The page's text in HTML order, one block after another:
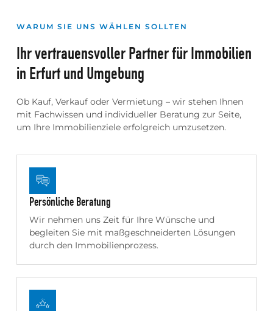
Mit fundierter Marktkenntnis erstellen
Sie eine sichere
Entscheidungsgrundlage haben.
MEHR DAZU
WARUM SIE UNS WÄHLEN SOLLTEN
Ihr vertrauensvoller Partner für Immobilien
in Erfurt und Umgebung
Ob Kauf, Verkauf oder Vermietung – wir stehen Ihnen
mit Fachwissen und individueller Beratung zur Seite,
um Ihre Immobilienziele erfolgreich umzusetzen.
Persönliche Beratung
Wir nehmen uns Zeit für Ihre Wünsche und
begleiten Sie mit maßgeschneiderten Lösungen
durch den Immobilienprozess.